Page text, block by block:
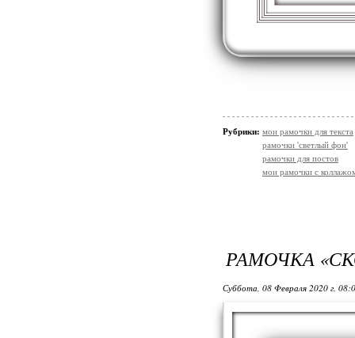
Рубрики: мои рамочки для текста
рамочки 'светлый фон'
рамочки для постов
мои рамочки с
РАМОЧКА
Суббота, 08 Февраля 2020 г.